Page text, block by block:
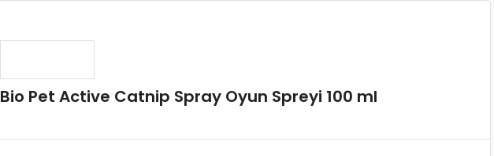
Bio Pet Active Catnip Spray Oyun Spreyi 100 ml